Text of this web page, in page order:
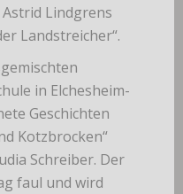
Lindgrens
Landstreicher“.
in Elchesheim-
Geschichten
Kotzbrocken“
Schreiber. Der
faul und wird